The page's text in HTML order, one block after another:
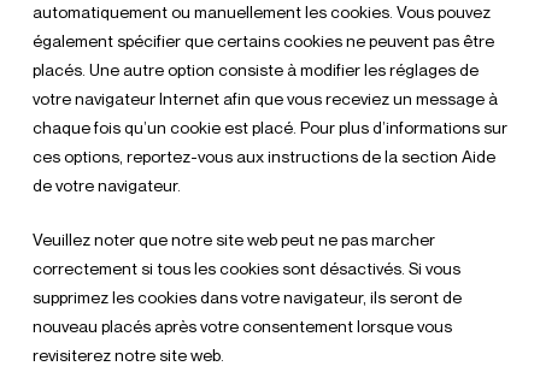
automatiquement ou manuellement les cookies. Vous pouvez
également spécifier que certains cookies ne peuvent pas être
placés. Une autre option consiste à modifier les réglages de
votre navigateur Internet afin que vous receviez un message à
chaque fois qu’un cookie est placé. Pour plus d’informations sur
ces options, reportez-vous aux instructions de la section Aide
de votre navigateur.
Veuillez noter que notre site web peut ne pas marcher
correctement si tous les cookies sont désactivés. Si vous
supprimez les cookies dans votre navigateur, ils seront de
nouveau placés après votre consentement lorsque vous
revisiterez notre site web.